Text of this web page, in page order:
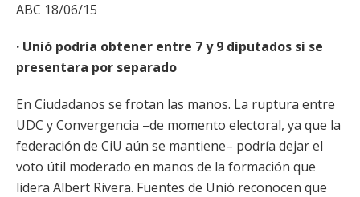
ABC 18/06/15
· Unió podría obtener entre 7 y 9 diputados si se
presentara por separado
En Ciudadanos se frotan las manos. La ruptura entre
UDC y Convergencia –de momento electoral, ya que la
federación de CiU aún se mantiene– podría dejar el
voto útil moderado en manos de la formación que
lidera Albert Rivera. Fuentes de Unió reconocen que